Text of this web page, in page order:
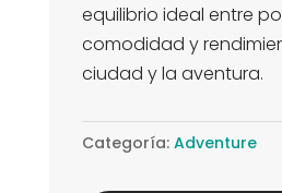
equilibrio ideal entre
comodidad y
ciudad y la aventura.
Categoría: Adventure